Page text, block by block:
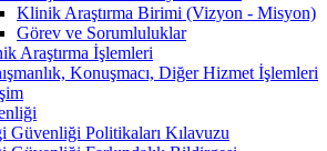
Klinik Araştırma Birimi (Vizyon - Misyon)
Görev ve Sorumluluklar
Araştırma İşlemleri
Konuşmacı, Diğer Hizmet İşlemleri
Güvenliği Politikaları Kılavuzu